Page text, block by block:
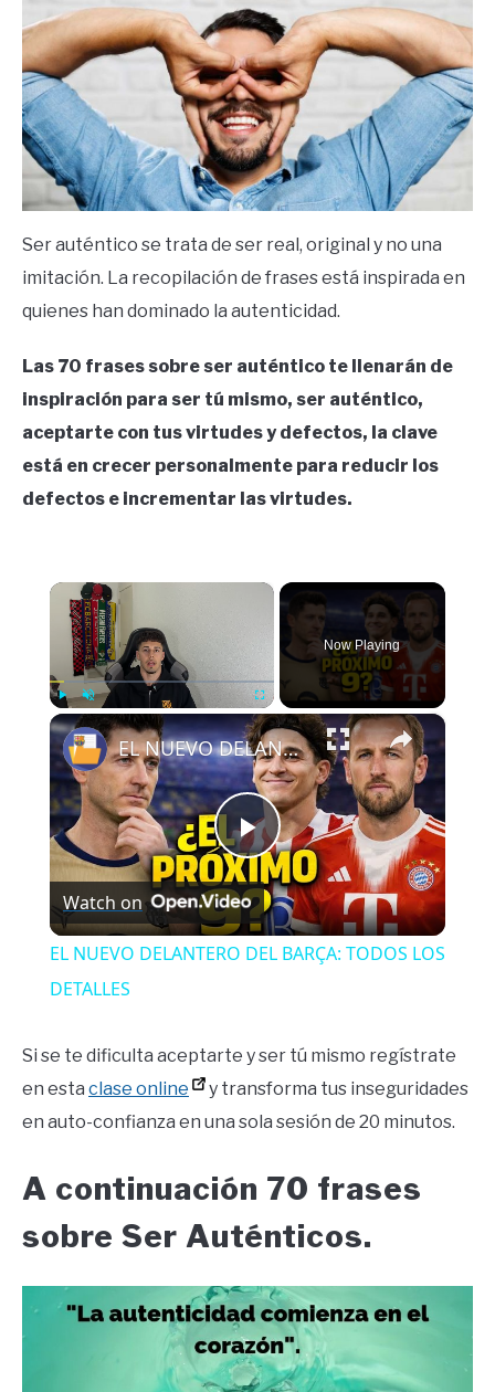
Ser auténtico se trata de ser real, original y no una
imitación. La recopilación de frases está inspirada en
quienes han dominado la autenticidad.
Las 70 frases sobre ser auténtico te llenarán de
inspiración para ser tú mismo, ser auténtico,
aceptarte con tus virtudes y defectos, la clave
está en crecer personalmente para reducir los
defectos e incrementar las virtudes.
×
Play Unmute Fullscreen
Now Playing
×
Play
Video
EL NUEVO DELANTERO DEL BARÇA: TODOS LOS DETALLES
Watch on
EL NUEVO DELANTERO DEL BARÇA: TODOS LOS
DETALLES
Si se te dificulta aceptarte y ser tú mismo regístrate
en esta clase online
y transforma tus inseguridades
en auto-confianza en una sola sesión de 20 minutos.
A continuación 70 frases
sobre Ser Auténticos.